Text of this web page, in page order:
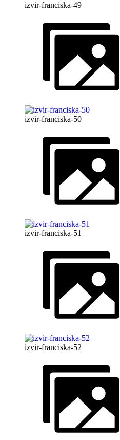
izvir-franciska-49
izvir-franciska-50
izvir-franciska-51
izvir-franciska-52